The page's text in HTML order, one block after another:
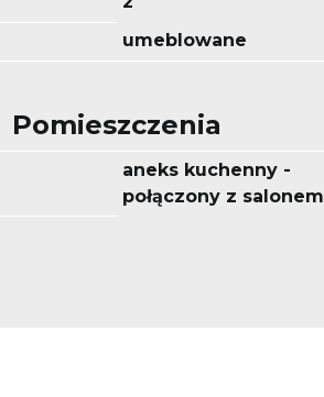
umeblowane
Pomieszczenia
aneks kuchenny -
połączony z salonem